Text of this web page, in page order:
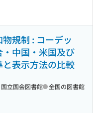
規制 : コーデッ
中国・米国及び
と表示方法の比較
国立国会図書館 全国の図書館